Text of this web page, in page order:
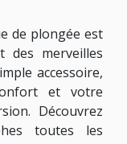
de plongée est
des merveilles
accessoire,
et votre
Découvrez
toutes les